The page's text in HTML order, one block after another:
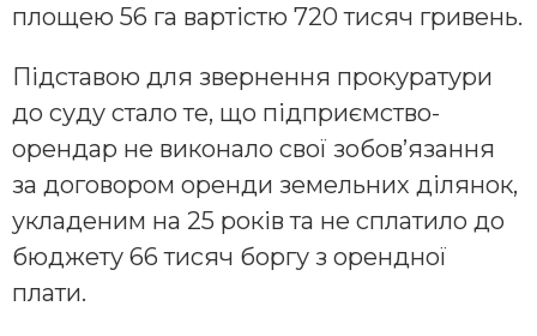
площею 56 га вартістю 720 тисяч гривень.
Підставою для звернення прокуратури
до суду стало те, що підприємство-
орендар не виконало свої зобов’язання
за договором оренди земельних ділянок,
укладеним на 25 років та не сплатило до
бюджету 66 тисяч боргу з орендної
плати.